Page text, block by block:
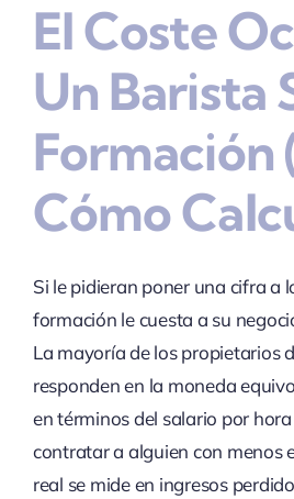
El Coste
Un Barista
Formación
Cómo
Si le pidieran poner una cifra a
formación le cuesta a su
La mayoría de los propietarios
responden en la moneda
en términos del salario por
contratar a alguien con menos
real se mide en ingresos